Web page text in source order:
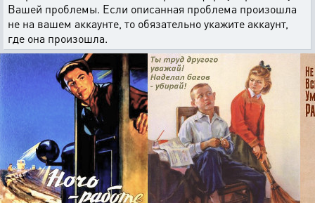
Вашей проблемы. Если описанная проблема произошла
не на вашем аккаунте, то обязательно укажите аккаунт,
где она произошла.